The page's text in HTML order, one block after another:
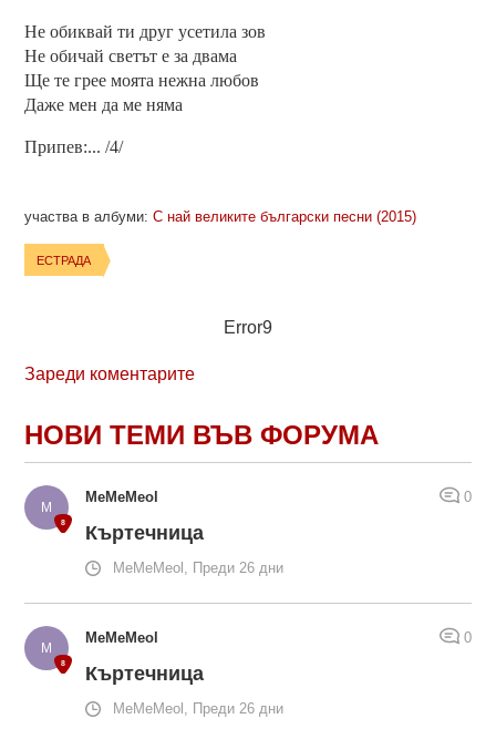
Не обиквай ти друг усетила зов
Не обичай светът е за двама
Ще те грее моята нежна любов
Даже мен да ме няма
Припев:... /4/
участва в албуми:С най великите български песни (2015)
ЕСТРАДА
Error9
Зареди коментарите
НОВИ ТЕМИ ВЪВ ФОРУМА
MeMeMeol 0
Къртечница
MeMeMeol, Преди 26 дни
MeMeMeol 0
Къртечница
MeMeMeol, Преди 26 дни